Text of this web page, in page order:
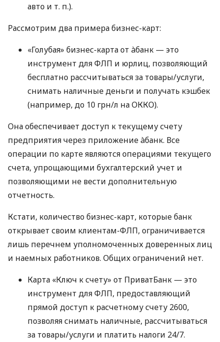
авто и т. п.).
Рассмотрим два примера бизнес-карт:
«Голубая» бизнес-карта от àбанк — это
инструмент для ФЛП и юрлиц, позволяющий
бесплатно рассчитываться за товары/услуги,
снимать наличные деньги и получать кэшбек
(например, до 10 грн/л на ОККО).
Она обеспечивает доступ к текущему счету
предприятия через приложение àбанк. Все
операции по карте являются операциями текущего
счета, упрощающими бухгалтерский учет и
позволяющими не вести дополнительную
отчетность.
Кстати, количество бизнес-карт, которые банк
открывает своим клиентам-ФЛП, ограничивается
лишь перечнем уполномоченных доверенных лиц
и наемных работников. Общих ограничений нет.
Карта «Ключ к счету» от ПриватБанк — это
инструмент для ФЛП, предоставляющий
прямой доступ к расчетному счету 2600,
позволяя снимать наличные, рассчитываться
за товары/услуги и платить налоги 24/7.